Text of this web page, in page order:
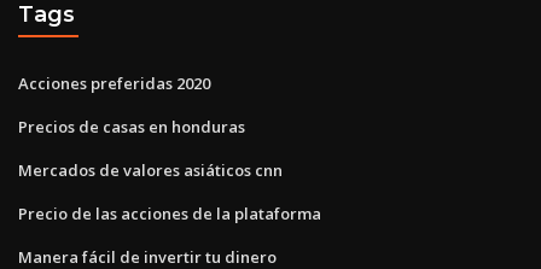
Tags
Acciones preferidas 2020
Precios de casas en honduras
Mercados de valores asiáticos cnn
Precio de las acciones de la plataforma
Manera fácil de invertir tu dinero